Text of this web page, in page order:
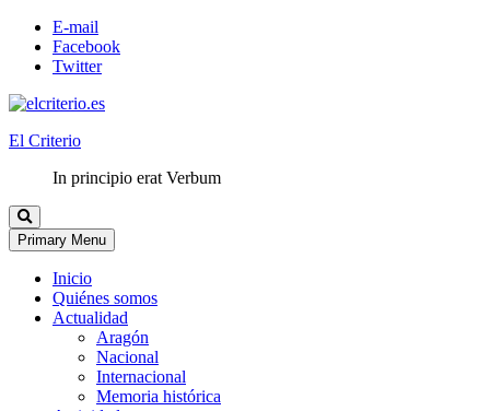
E-mail
Facebook
Twitter
El Criterio
In principio erat Verbum
Primary Menu
Inicio
Quiénes somos
Actualidad
Aragón
Nacional
Internacional
Memoria histórica